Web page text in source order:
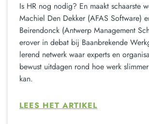
Is HR nog nodig? En maakt schaarste
Machiel Den Dekker (AFAS Software)
Beirendonck (Antwerp Management
erover in debat bij Baanbrekende
lerend netwerk waar experts en
bewust uitdagen rond hoe werk
kan.
LEES HET ARTIKEL